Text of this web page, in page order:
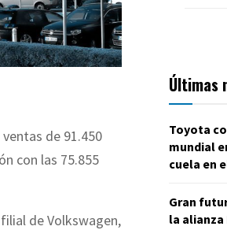
de 91.450
con las 75.855
de Volkswagen,
Últimas
Toyota
mundial
cuela en
Gran
la alianza